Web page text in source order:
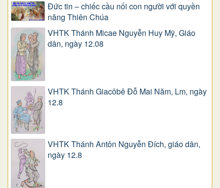
Đức tin – chiếc cầu nối con người với quyền
năng Thiên Chúa
VHTK Thánh Micae Nguyễn Huy Mỹ, Giáo
dân, ngày 12.08
VHTK Thánh Giacôbê Ðỗ Mai Năm, Lm, ngày
12.8
VHTK Thánh Antôn Nguyễn Ðích, giáo dân,
ngày 12.8